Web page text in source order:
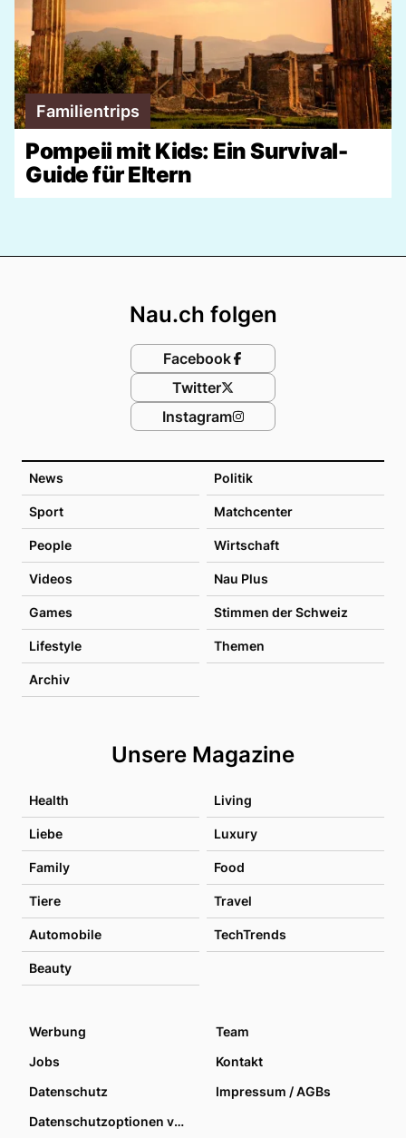
Familientrips
Pompeii mit Kids: Ein Survival-
Guide für Eltern
News Politik
Sport Matchcenter
People Wirtschaft
Videos Nau Plus
Games Stimmen der Schweiz
Lifestyle Themen
Archiv
Unsere Magazine
Health Living
Liebe Luxury
Family Food
Tiere Travel
Automobile TechTrends
Beauty
Nau.ch folgen
Facebook
Twitter
Instagram
Werbung
Team
Jobs
Kontakt
Datenschutz
Impressum / AGBs
Datenschutzoptionen verwalten